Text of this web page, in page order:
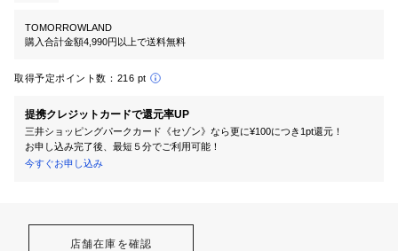
TOMORROWLAND
購入合計金額4,990円以上で送料無料
取得予定ポイント数： 216 pt
提携クレジットカードで還元率UP
三井ショッピングパークカード《セゾン》なら更に¥100につき1pt還元！
お申し込み完了後、最短５分でご利用可能！
今すぐお申し込み
店舗在庫を確認